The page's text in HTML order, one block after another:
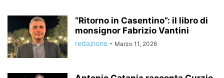
“Ritorno in Casentino”: il libro di
monsignor Fabrizio Vantini
redazione - Marzo 11, 2026